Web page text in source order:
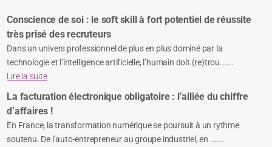
Conscience de soi : le soft skill à fort potentiel de réussite
très prisé des recruteurs
Dans un univers professionnel de plus en plus dominé par la
technologie et l’intelligence artificielle, l’humain doit (re)trou......
Lire la suite
La facturation électronique obligatoire : l’alliée du chiffre
d’affaires !
En France, la transformation numérique se poursuit à un rythme
soutenu. De l’auto-entrepreneur au groupe industriel, en ......